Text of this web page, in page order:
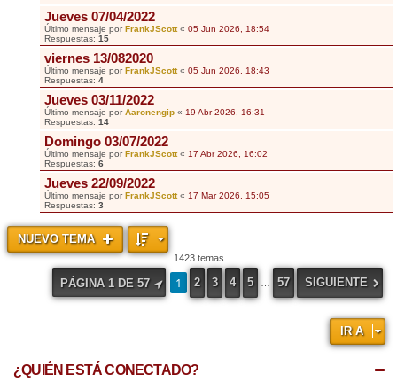
Jueves 07/04/2022
Último mensaje porFrankJScott« 05 Jun 2026, 18:54
Respuestas: 15
viernes 13/082020
Último mensaje porFrankJScott« 05 Jun 2026, 18:43
Respuestas: 4
Jueves 03/11/2022
Último mensaje porAaronengip « 19 Abr 2026, 16:31
Respuestas: 14
Domingo 03/07/2022
Último mensaje porFrankJScott« 17 Abr 2026, 16:02
Respuestas: 6
Jueves 22/09/2022
Último mensaje porFrankJScott« 17 Mar 2026, 15:05
Respuestas: 3
NUEVO TEMA
1423 temas
PÁGINA 1DE 57 1 2 3 4 5 57 SIGUIENTE
IR A
¿QUIÉN ESTÁ CONECTADO?